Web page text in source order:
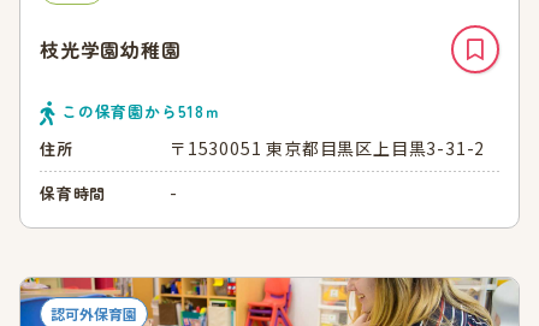
枝光学園幼稚園
この保育園から518ｍ
住所
〒1530051 東京都目黒区上目黒3-31-2
保育時間 -
認可外保育園